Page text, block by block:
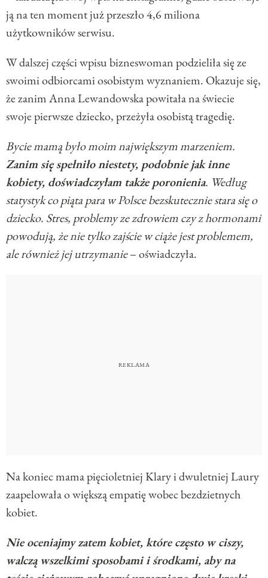
ją na ten moment już przeszło 4,6 miliona
użytkowników serwisu.
W dalszej części wpisu bizneswoman podzieliła się ze
swoimi odbiorcami osobistym wyznaniem. Okazuje się,
że zanim Anna Lewandowska powitała na świecie
swoje pierwsze dziecko, przeżyła osobistą tragedię.
Bycie mamą było moim największym marzeniem.
Zanim się spełniło niestety, podobnie jak inne
kobiety, doświadczyłam także poronienia. Według
statystyk co piąta para w Polsce bezskutecznie stara się o
dziecko. Stres, problemy ze zdrowiem czy z hormonami
powodują, że nie tylko zajście w ciąże jest problemem,
ale również jej utrzymanie– oświadczyła.
Na koniec mama pięcioletniej Klary i dwuletniej Laury
zaapelowała o większą empatię wobec bezdzietnych
kobiet.
Nie oceniajmy zatem kobiet, które często w ciszy,
walczą wszelkimi sposobami i środkami, aby na